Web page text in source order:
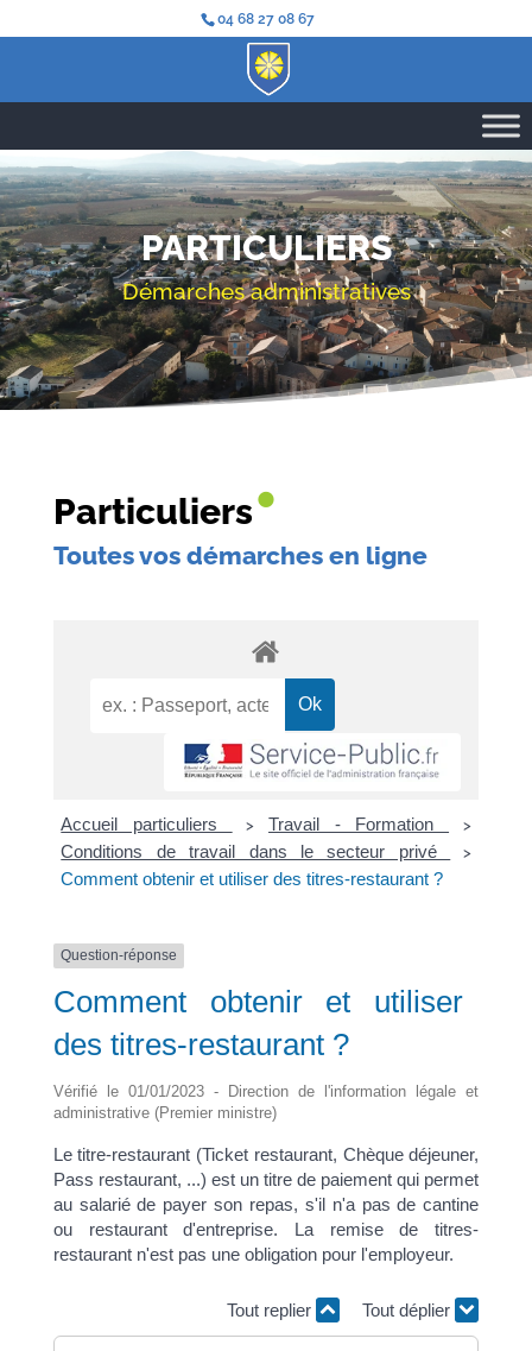
04 68 27 08 67
PARTICULIERS
Démarches administratives
Particuliers•
Toutes vos démarches en ligne
Accueil particuliers > Travail - Formation >
Conditions de travail dans le secteur privé >
Comment obtenir et utiliser des titres-restaurant ?
Question-réponse
Comment obtenir et utiliser
des titres-restaurant ?
Vérifié le 01/01/2023 - Direction de l'information légale et
administrative (Premier ministre)
Le titre-restaurant (Ticket restaurant, Chèque déjeuner,
Pass restaurant, ...) est un titre de paiement qui permet
au salarié de payer son repas, s'il n'a pas de cantine
ou restaurant d'entreprise. La remise de titres-
restaurant n'est pas une obligation pour l'employeur.
Tout replier Tout déplier